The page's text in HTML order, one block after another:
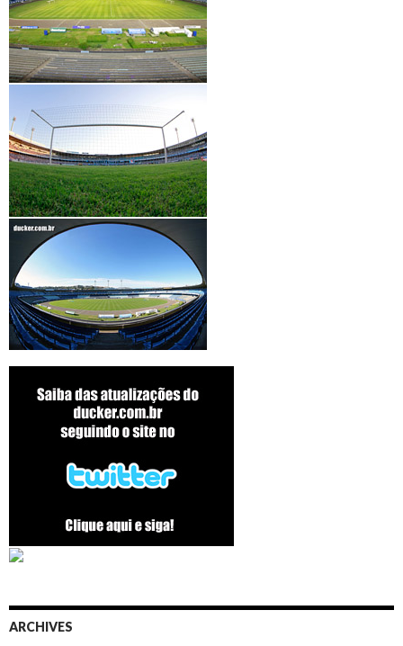
ARCHIVES